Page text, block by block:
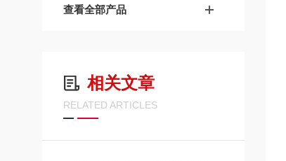
查看全部产品
相关文章
RELATED ARTICLES